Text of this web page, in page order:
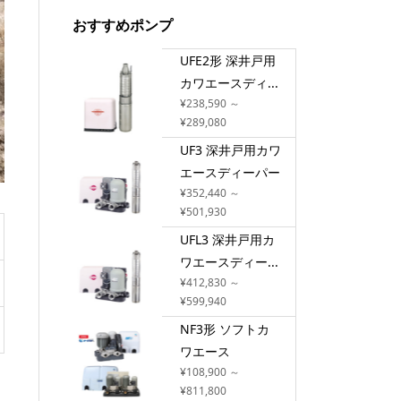
おすすめポンプ
UFE2形 深井戸用
カワエースディ...
¥238,590 ～
¥289,080
UF3 深井戸用カワ
エースディーパー
¥352,440 ～
¥501,930
UFL3 深井戸用カ
ワエースディー...
¥412,830 ～
¥599,940
NF3形 ソフトカ
ワエース
¥108,900 ～
¥811,800